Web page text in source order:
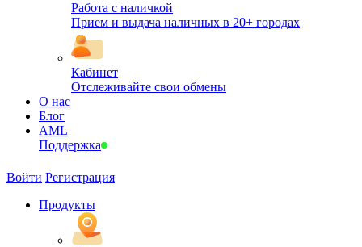
Работа с наличкой
Прием и выдача наличных в 20+ городах
Кабинет
Отслеживайте свои обмены
О нас
Блог
AML
Поддержка
Войти Регистрация
Продукты